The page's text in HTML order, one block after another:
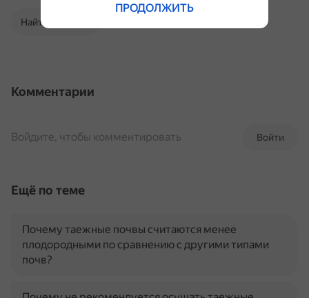
Найти в Поиске
Комментарии
Войти
Войдите, чтобы комментировать
Ещё по теме
Почему таежные почвы считаются менее
плодородными по сравнению с другими типами
почв?
ПРОДОЛЖИТЬ